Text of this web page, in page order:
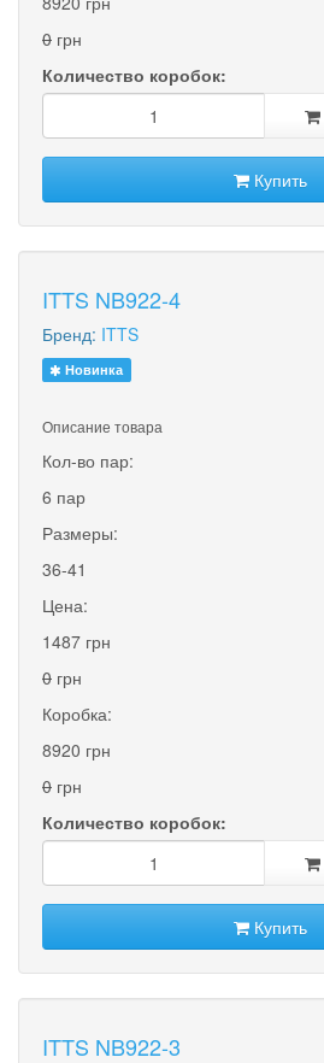
0 грн
Количество коробок:
Купить
ITTS NB922-4
Бренд: ITTS
Новинка
Описание товара
Кол-во пар:
6 пар
Размеры:
36-41
Цена:
1487 грн
0 грн
Коробка:
8920 грн
0 грн
Количество коробок:
Купить
ITTS NB922-3